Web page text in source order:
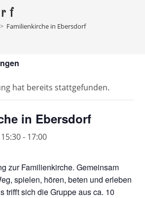
> Familienkirche in Ebersdorf
hat bereits stattgefunden.
in Ebersdorf
- 17:00
zur Familienkirche. Gemeinsam
spielen, hören, beten und erleben
trifft sich die Gruppe aus ca. 10